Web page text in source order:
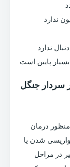
ندارد
ندارد
پایین است
سردار جنگل
درمان
شدن یا
در مراحل